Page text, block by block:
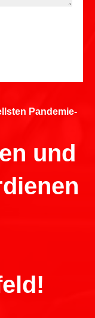
Pandemie-
und